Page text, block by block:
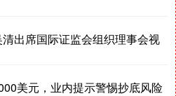
出席国际证监会组织理事会视
美元，业内提示警惕抄底风险